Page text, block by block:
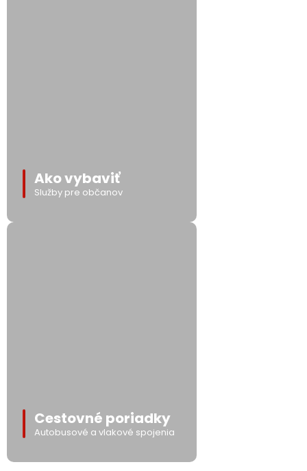
Ako vybaviť
Služby pre občanov
Cestovné poriadky
Autobusové a vlakové spojenia